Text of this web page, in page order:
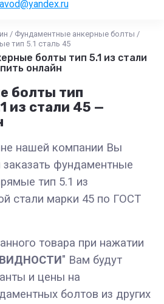
/ Фундаментные анкерные болты /
тип 5.1 сталь 45
болты тип 5.1 из стали
онлайн
болты тип
из стали 45 —
нашей компании Вы
фундаментные
тип 5.1 из
стали марки 45 по ГОСТ
товара при нажатии
" Вам будут
и цены на
болтов из других